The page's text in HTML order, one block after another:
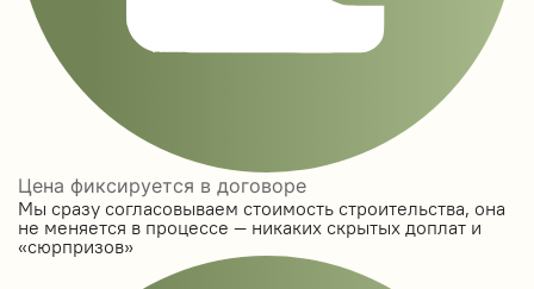
Цена фиксируется в договоре
Мы сразу согласовываем стоимость строительства, она
не меняется в процессе — никаких скрытых доплат и
«сюрпризов»